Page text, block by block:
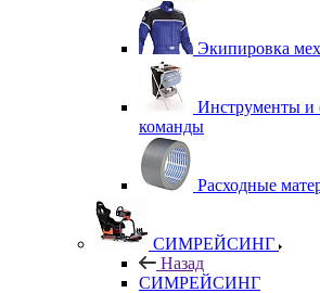
Экипировка
Инструменты и
команды
Расходные
СИМРЕЙСИНГ
Назад
СИМРЕЙСИНГ